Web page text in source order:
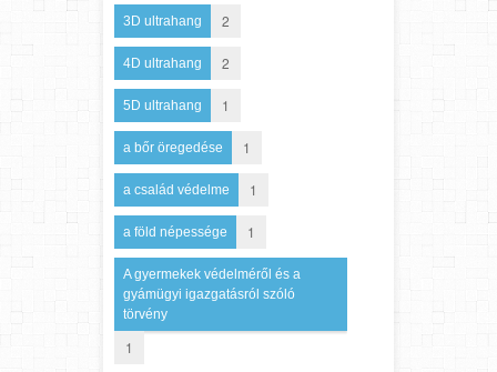
3D ultrahang 2
4D ultrahang 2
5D ultrahang 1
a bőr öregedése 1
a család védelme 1
a föld népessége 1
A gyermekek védelméről és a
gyámügyi igazgatásról szóló
törvény
1